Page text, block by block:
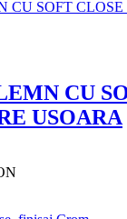
CU
USOARA